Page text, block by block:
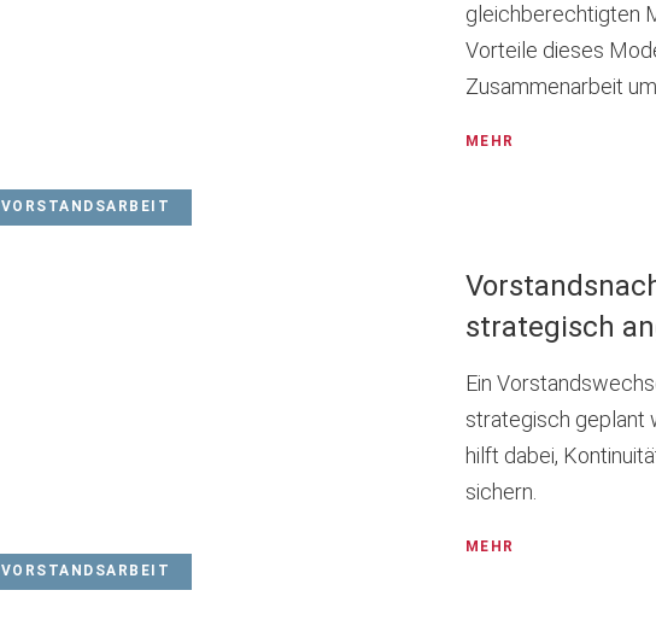
VORSTANDSARBEIT
gleichberechtigten
Vorteile dieses
Zusammenarbeit
MEHR
VORSTANDSARBEIT
strategisch
Ein
strategisch geplant
hilft dabei,
sichern.
MEHR